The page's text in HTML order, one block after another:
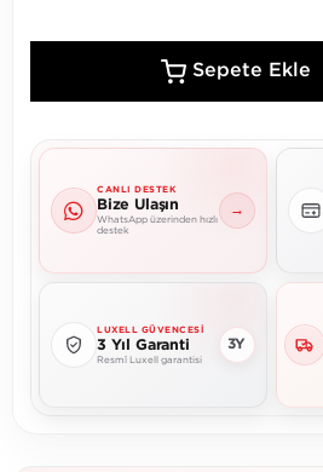
CANLI DESTEK
Bize Ulaşın
WhatsApp üzerinden hızlı
destek
→
LUXELL GÜVENCESI
3 Yıl Garanti
Resmî Luxell garantisi
3Y